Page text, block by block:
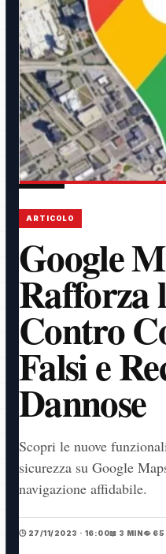
ARTICOLO
Google
Rafforza
Contro
Falsi e
Dannose
Scopri le nuove
sicurezza su Google
navigazione affidabile.
🕒 27/11/2023 · 16:00📖 3 MIN👁️ 65